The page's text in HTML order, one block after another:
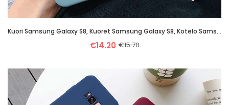
Kuori Samsung Galaxy S8, Kuoret Samsung Galaxy S8, Kotelo Samsung Galaxy S8 Suojaus Luova All Inclus
€14.20 €15.70